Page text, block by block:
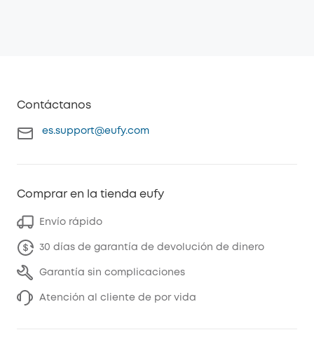
Contáctanos
es.support@eufy.com
Comprar en la tienda eufy
Envío rápido
30 días de garantía de devolución de dinero
Garantía sin complicaciones
Atención al cliente de por vida